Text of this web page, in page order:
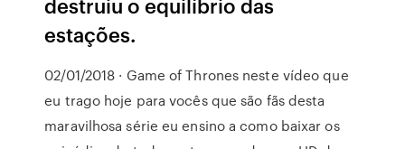
estações.
02/01/2018 · Game of Thrones neste vídeo que
eu trago hoje para vocês que são fãs desta
maravilhosa série eu ensino a como baixar os